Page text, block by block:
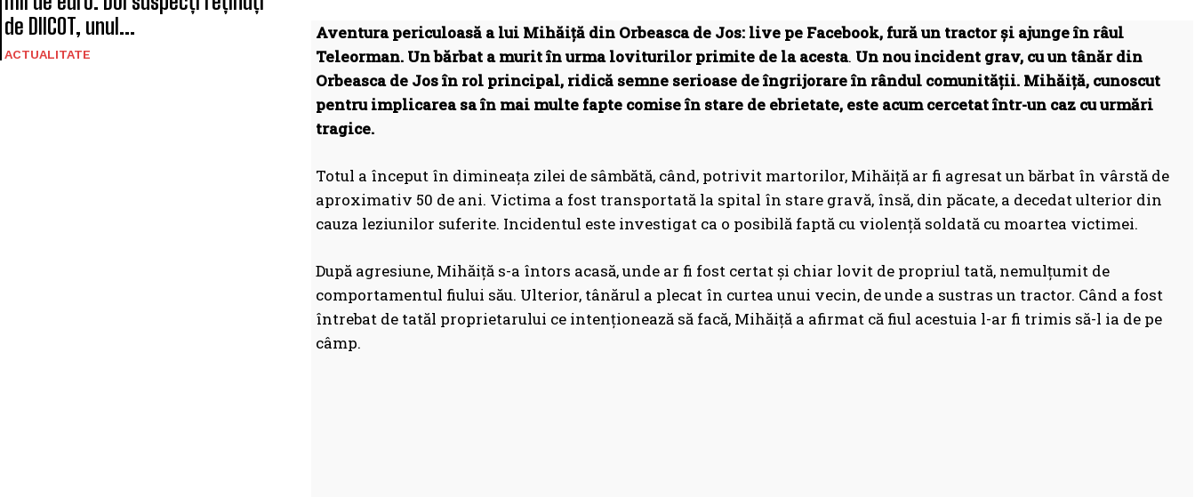
de DIICOT, unul...
ACTUALITATE
Aventura periculoasă a lui Mihăiță din Orbeasca de Jos: live pe Facebook, fură un tractor și ajunge în râul
Teleorman. Un bărbat a murit în urma loviturilor primite de la acesta. Un nou incident grav, cu un tânăr din
Orbeasca de Jos în rol principal, ridică semne serioase de îngrijorare în rândul comunității. Mihăiță, cunoscut
pentru implicarea sa în mai multe fapte comise în stare de ebrietate, este acum cercetat într-un caz cu urmări
tragice.
Totul a început în dimineața zilei de sâmbătă, când, potrivit martorilor, Mihăiță ar fi agresat un bărbat în vârstă de
aproximativ 50 de ani. Victima a fost transportată la spital în stare gravă, însă, din păcate, a decedat ulterior din
cauza leziunilor suferite. Incidentul este investigat ca o posibilă faptă cu violență soldată cu moartea victimei.
După agresiune, Mihăiță s-a întors acasă, unde ar fi fost certat și chiar lovit de propriul tată, nemulțumit de
comportamentul fiului său. Ulterior, tânărul a plecat în curtea unui vecin, de unde a sustras un tractor. Când a fost
întrebat de tatăl proprietarului ce intenționează să facă, Mihăiță a afirmat că fiul acestuia l-ar fi trimis să-l ia de pe
câmp.